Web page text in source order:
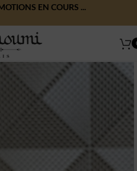
EN COURS ...